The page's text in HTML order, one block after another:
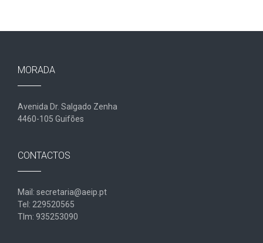
MORADA
Avenida Dr. Salgado Zenha
4460-105 Guifões
CONTACTOS
Mail: secretaria@aeip.pt
Tel: 229520565
Tlm: 935253090